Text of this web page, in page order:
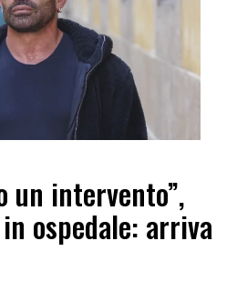
un intervento”,
ospedale: arriva